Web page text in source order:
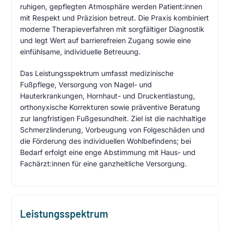
ruhigen, gepflegten Atmosphäre werden Patient:innen
mit Respekt und Präzision betreut. Die Praxis kombiniert
moderne Therapieverfahren mit sorgfältiger Diagnostik
und legt Wert auf barrierefreien Zugang sowie eine
einfühlsame, individuelle Betreuung.
Das Leistungsspektrum umfasst medizinische
Fußpflege, Versorgung von Nagel- und
Hauterkrankungen, Hornhaut- und Druckentlastung,
orthonyxische Korrekturen sowie präventive Beratung
zur langfristigen Fußgesundheit. Ziel ist die nachhaltige
Schmerzlinderung, Vorbeugung von Folgeschäden und
die Förderung des individuellen Wohlbefindens; bei
Bedarf erfolgt eine enge Abstimmung mit Haus- und
Fachärzt:innen für eine ganzheitliche Versorgung.
Leistungsspektrum